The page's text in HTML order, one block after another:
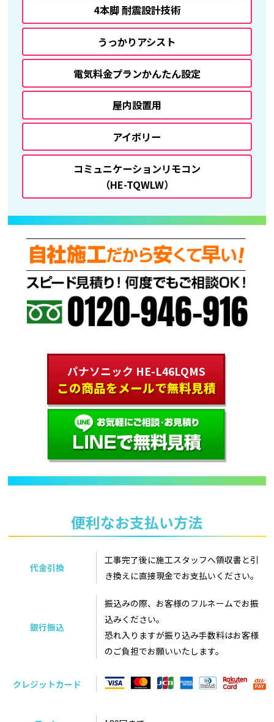
4本脚 耐震設計技術
うっかりアシスト
電気料金プランかんたん設定
屋内設置用
アイボリー
コミュニケーションリモコン
（HE-TQWLW）
パナソニック HE-L46LQMS
この商品をメールで無料見積
便利なお支払い方法
代金引換
工事完了後に施工スタッフへ領収書と引
き換えに直接現金でお支払いください。
銀行振込
振込みの際、お客様のフルネームでお振
込みください。
恐れ入りますが振り込み手数料はお客様
のご負担でお願いいたします。
クレジットカード